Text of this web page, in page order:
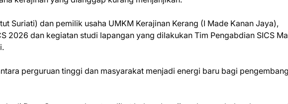
Suriati) dan pemilik usaha UMKM Kerajinan Kerang (I Made Kanan Jaya),
2026 dan kegiatan studi lapangan yang dilakukan Tim Pengabdian SICS
perguruan tinggi dan masyarakat menjadi energi baru bagi